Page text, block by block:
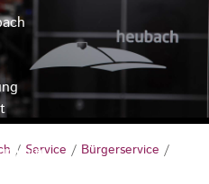
/ Service / Bürgerservice /